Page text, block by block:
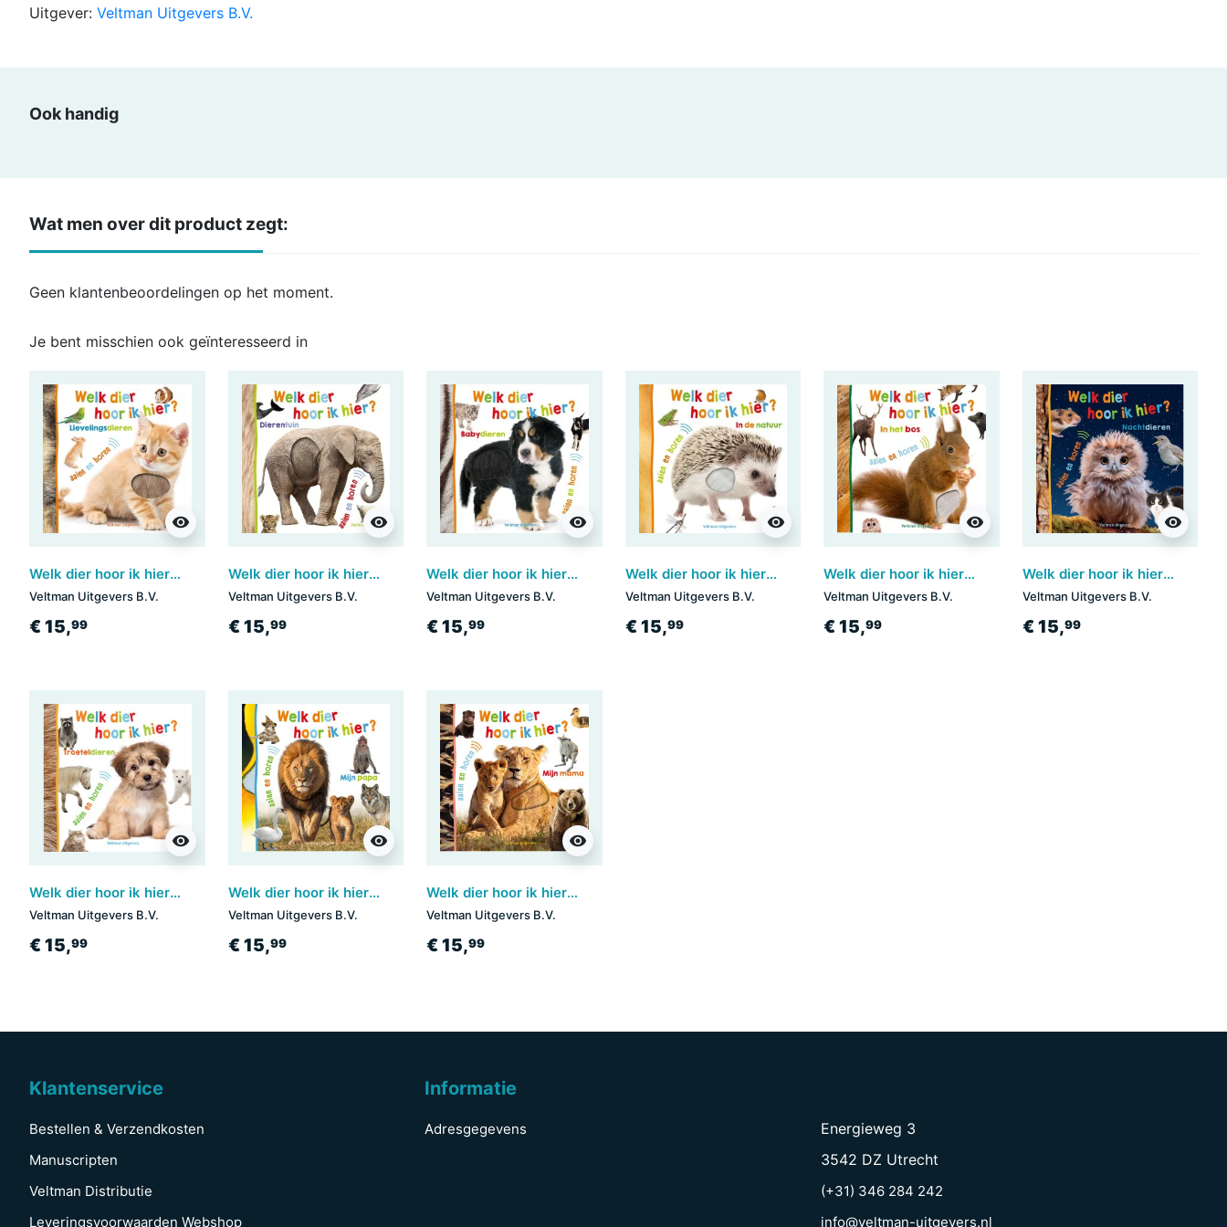
Uitgever: Veltman Uitgevers B.V.
Ook handig
Wat men over dit product zegt:
Geen klantenbeoordelingen op het moment.
Je bent misschien ook geïnteresseerd in
visibility
Welk dier hoor ik hier? - Lievelingsdieren
Veltman Uitgevers B.V.
€ 15,99
visibility
Welk dier hoor ik hier? - Dierentuin
Veltman Uitgevers B.V.
€ 15,99
visibility
Welk dier hoor ik hier? - Babydieren
Veltman Uitgevers B.V.
€ 15,99
visibility
Welk dier hoor ik hier? - in de natuur
Veltman Uitgevers B.V.
€ 15,99
visibility
Welk dier hoor ik hier? - in het bos
Veltman Uitgevers B.V.
€ 15,99
visibility
Welk dier hoor ik hier? - Nachtdieren
Veltman Uitgevers B.V.
€ 15,99
visibility
Welk dier hoor ik hier? - Troeteldieren
Veltman Uitgevers B.V.
€ 15,99
visibility
Welk dier hoor ik hier? - Mijn papa
Veltman Uitgevers B.V.
€ 15,99
visibility
Welk dier hoor ik hier? - Mijn mama
Veltman Uitgevers B.V.
€ 15,99
Klantenservice
Bestellen & Verzendkosten
Manuscripten
Veltman Distributie
Leveringsvoorwaarden Webshop
Informatie
Adresgegevens
Energieweg 3
3542 DZ Utrecht
(+31) 346 284 242
info@veltman-uitgevers.nl